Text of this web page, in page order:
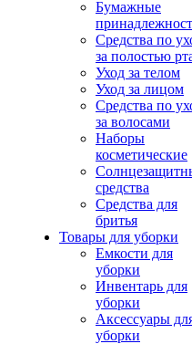
Бумажные
Средства по
за полостью
Уход за телом
Уход за лицом
Средства по
за волосами
Наборы
косметические
средства
Средства для
бритья
Товары для уборки
Емкости для
уборки
Инвентарь для
уборки
Аксессуары
уборки